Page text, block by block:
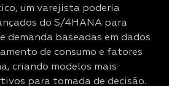
um varejista poderia
do S/4HANA para
demanda baseadas em dados
de consumo e fatores
criando modelos mais
para tomada de decisão.